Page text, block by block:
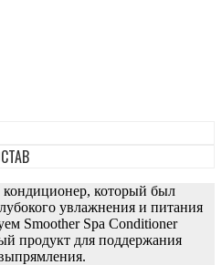
который был
увлажнения и питания
Smoother Spa Conditioner
продукт для поддержания